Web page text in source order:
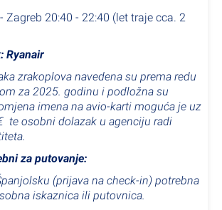
Zagreb 20:40 - 22:40 (let traje cca. 2
Ryanair
zrakoplova navedena su prema redu
za 2025. godinu i podložna su
imena na avio-karti moguća je uz
te osobni dolazak u agenciju radi
za putovanje:
(prijava na check-in) potrebna
iskaznica ili putovnica.